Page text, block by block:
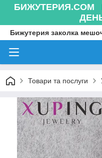
Бижутерия заколка
Товари та послуги